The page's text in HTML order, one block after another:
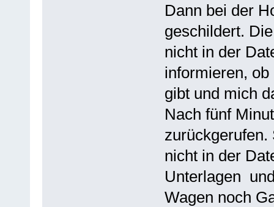
Dann bei der
geschildert.
nicht in der
informieren,
gibt und mich
Nach fünf
zurückgerufen.
nicht in der
Unterlagen
Wagen noch